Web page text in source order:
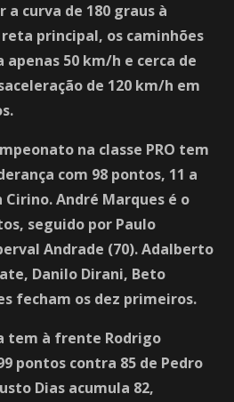
curva de 180 graus à
principal, os caminhões
apenas 50 km/h e cerca de
de 120 km/h em
na classe PRO tem
com 98 pontos, 11 a
André Marques é o
seguido por Paulo
Andrade (70). Adalberto
Danilo Dirani, Beto
fecham os dez primeiros.
tem à frente Rodrigo
pontos contra 85 de Pedro
Dias acumula 82,